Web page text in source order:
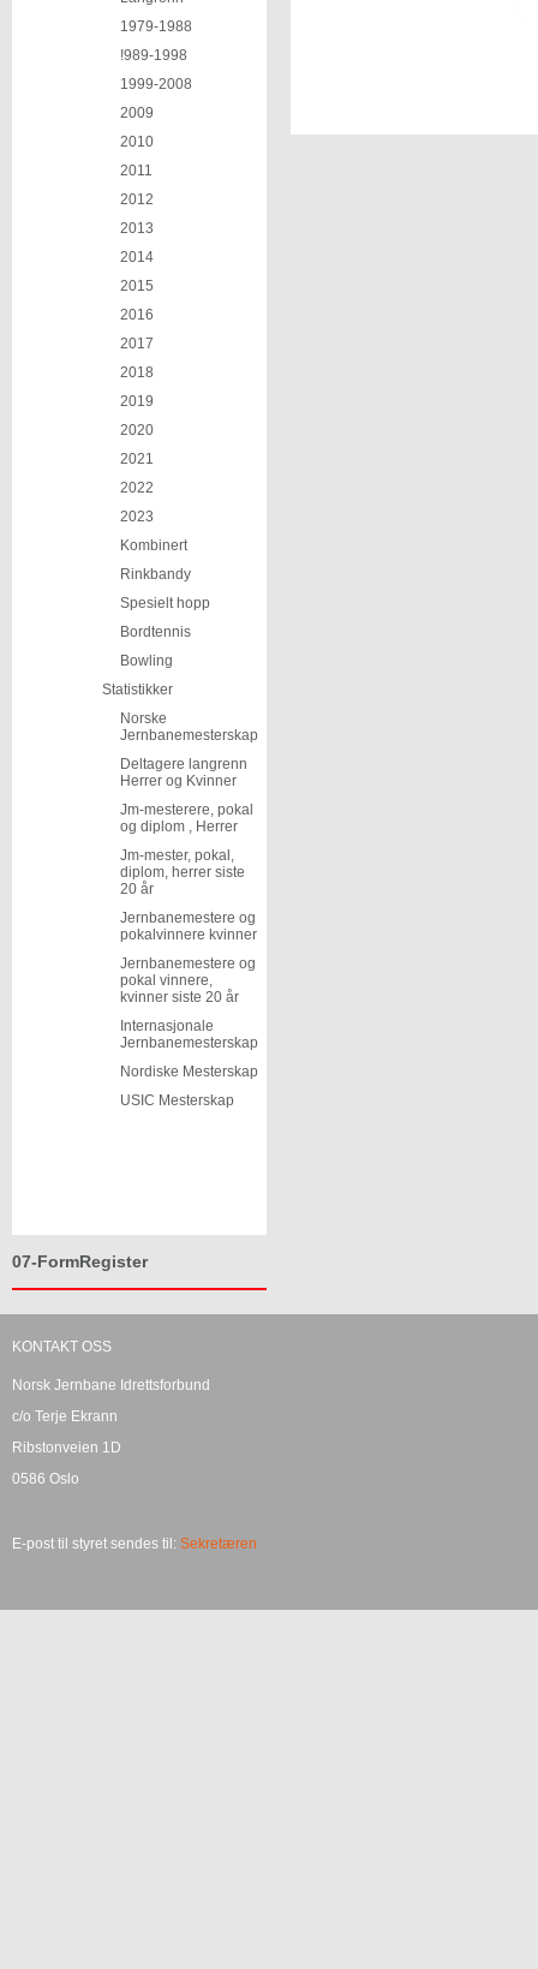
1979-1988
!989-1998
1999-2008
2009
2010
2011
2012
2013
2014
2015
2016
2017
2018
2019
2020
2021
2022
2023
Kombinert
Rinkbandy
Spesielt hopp
Bordtennis
Bowling
Statistikker
Norske
Jernbanemesterskap
Deltagere langrenn
Herrer og Kvinner
Jm-mesterere, pokal
og diplom , Herrer
Jm-mester, pokal,
diplom, herrer siste
20 år
Jernbanemestere og
pokalvinnere kvinner
Jernbanemestere og
pokal vinnere,
kvinner siste 20 år
Internasjonale
Jernbanemesterskap
Nordiske Mesterskap
USIC Mesterskap
07-FormRegister
KONTAKT OSS
Norsk Jernbane Idrettsforbund
c/o Terje Ekrann
Ribstonveien 1D
0586 Oslo
E-post til styret sendes til: Sekretæren